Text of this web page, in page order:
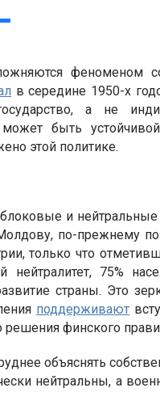
феноменом
в середине 1950-х
а не
быть
этой политике.
и нейтральные
по-прежнему
только что
нейтралитет, 75%
страны. Это
поддерживают
финского
объяснять
нейтральны, а